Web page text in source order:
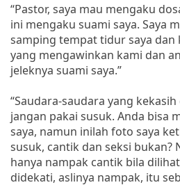
“Pastor, saya mau mengaku
ini mengaku suami saya. Saya
samping tempat tidur saya dan
yang mengawinkan kami dan
jeleknya suami saya.”
“Saudara-saudara yang
jangan pakai susuk. Anda bisa
saya, namun inilah foto saya
susuk, cantik dan seksi bukan?
hanya nampak cantik bila
didekati, aslinya nampak, itu